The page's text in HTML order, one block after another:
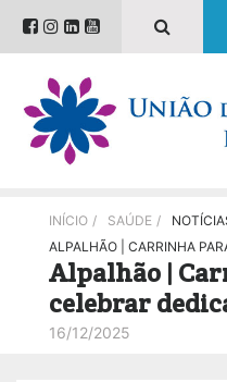
INÍCIO / SAÚDE /
ALPALHÃO | CARRINHA
Alpalhão |
celebrar
16/12/2025